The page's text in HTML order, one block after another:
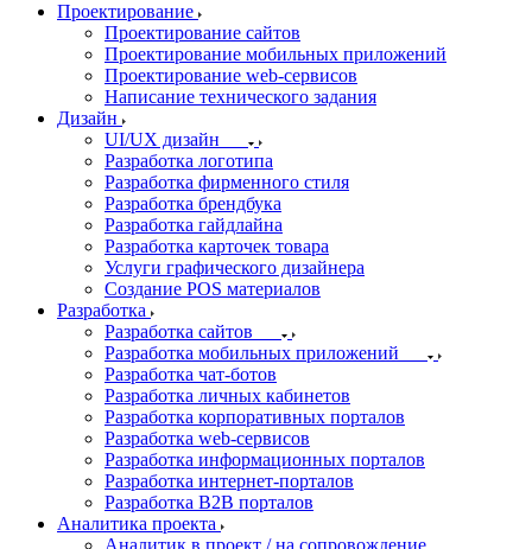
Проектирование
Проектирование сайтов
Проектирование мобильных приложений
Проектирование web-сервисов
Написание технического задания
Дизайн
UI/UX дизайн
Разработка логотипа
Разработка фирменного стиля
Разработка брендбука
Разработка гайдлайна
Разработка карточек товара
Услуги графического дизайнера
Создание POS материалов
Разработка
Разработка сайтов
Разработка мобильных приложений
Разработка чат-ботов
Разработка личных кабинетов
Разработка корпоративных порталов
Разработка web-сервисов
Разработка информационных порталов
Разработка интернет-порталов
Разработка B2B порталов
Аналитика проекта
Аналитик в проект / на сопровождение